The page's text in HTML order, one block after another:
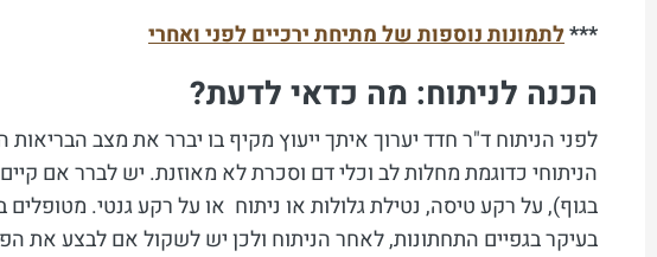
***לתמונות נוספות של מתיחת ירכיים לפני ואחרי
הכנה לניתוח: מה כדאי לדעת?
לפני הניתוח ד"ר חדד יערוך איתך ייעוץ מקיף בו יברר את מצב
הניתוחי כדוגמת מחלות לב וכלי דם וסכרת לא מאוזנת. יש לברר אם
בגוף), על רקע טיסה, נטילת גלולות או ניתוח או על רקע גנטי.
בעיקר בגפיים התחתונות, לאחר הניתוח ולכן יש לשקול אם לבצע את